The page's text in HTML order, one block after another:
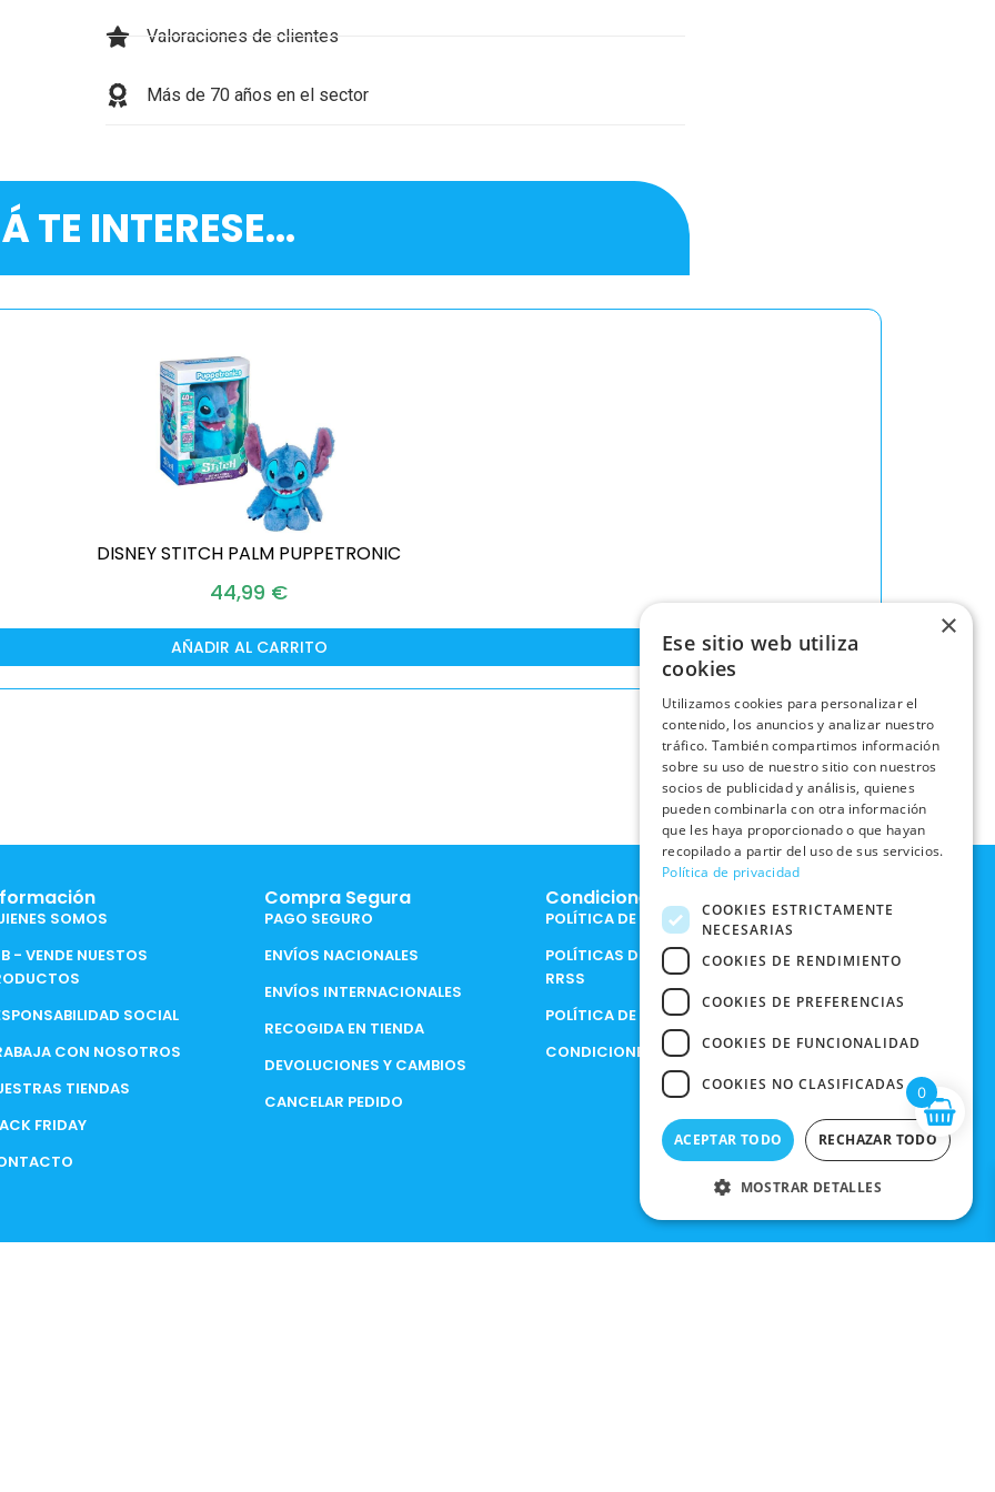
Valoraciones de clientes
Más de 70 años en el sector
TE INTERESE...
DISNEY STITCH PALM PUPPETRONIC
44,99 €
AÑADIR AL CARRITO
SOMOS
- VENDE NUESTOS
SOCIAL
CON NOSOTROS
TIENDAS
FRIDAY
Compra Segura
PAGO SEGURO
ENVÍOS NACIONALES
ENVÍOS INTERNACIONALES
RECOGIDA EN TIENDA
DEVOLUCIONES Y CAMBIOS
CANCELAR PEDIDO
Condiciones Legales
POLÍTICA DE COOKIES
POLÍTICAS DE PRIVACIDAD EN
RRSS
POLÍTICA DE PRIVACIDAD
CONDICIONES DE COMPRA
0
×
Ese sitio web utiliza
cookies
Utilizamos cookies para personalizar el
contenido, los anuncios y analizar nuestro
tráfico. También compartimos información
sobre su uso de nuestro sitio con nuestros
socios de publicidad y análisis, quienes
pueden combinarla con otra información
que les haya proporcionado o que hayan
recopilado a partir del uso de sus servicios.
Política de privacidad
COOKIES ESTRICTAMENTE
NECESARIAS
COOKIES DE RENDIMIENTO
COOKIES DE PREFERENCIAS
COOKIES DE FUNCIONALIDAD
COOKIES NO CLASIFICADAS
ACEPTAR TODO RECHAZAR TODO
MOSTRAR DETALLES